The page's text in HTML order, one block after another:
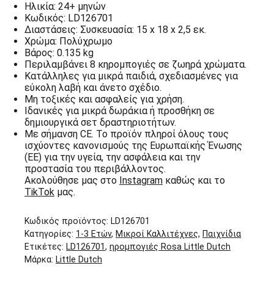
Ηλικία: 24+ μηνών
Κωδικός: LD126701
Διαστάσεις: Συσκευασία: 15 x 18 x 2,5 εκ.
Χρώμα: Πολύχρωμo
Βάρος: 0.135 kg
Περιλαμβάνει 8 κηρομπογιές σε ζωηρά χρώματα.
Κατάλληλες για μικρά παιδιά, σχεδιασμένες για
εύκολη λαβή και άνετο σχέδιο.
Μη τοξικές και ασφαλείς για χρήση.
Ιδανικές για μικρά δωράκια ή προσθήκη σε
δημιουργικά σετ δραστηριοτήτων.
Με σήμανση CE. Το προϊόν πληροί όλους τους
ισχύοντες κανονισμούς της Ευρωπαϊκής Ένωσης
(ΕΕ) για την υγεία, την ασφάλεια και την
προστασία του περιβάλλοντος.
Ακολούθησε μας στο Instagram καθώς και το
TikTok μας.
Κωδικός προϊόντος: LD126701
Κατηγορίες: 1-3 Ετών, Μικροί Καλλιτέχνες, Παιχνίδια
Ετικέτες: LD126701, ηρομπογιές Rosa Little Dutch
Μάρκα: Little Dutch